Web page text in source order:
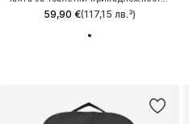
59,90 €(117,15 лв.³)